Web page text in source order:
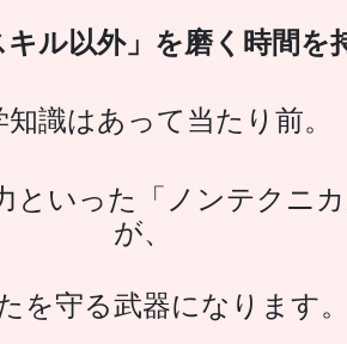
キル以外」を磨く時間を
知識はあって当たり前。
といった「ノンテクニ
が、
を守る武器になります。